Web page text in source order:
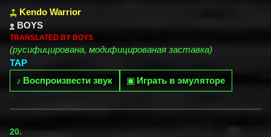
Kendo Warrior
BOYS
TRANSLATED BY BOYS
(русифицирована, модифицированая заставка)
TAP
♪ Воспроизвести звук ▣ Играть в эмуляторе
20.